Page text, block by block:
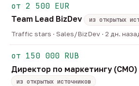
от 2 500 EUR
Team Lead BizDev
из открытых
Traffic stars · Sales/BizDev · 2 дн.
от 150 000 RUB
Директор по маркетингу (CMO)
из открытых источников